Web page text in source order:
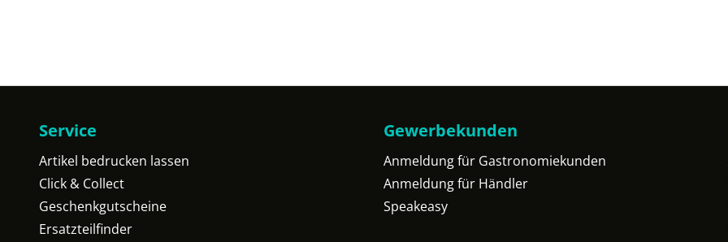
Service
Artikel bedrucken lassen
Click & Collect
Geschenkgutscheine
Ersatzteilfinder
Gewerbekunden
Anmeldung für Gastronomiekunden
Anmeldung für Händler
Speakeasy